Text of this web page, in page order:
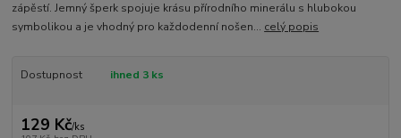
zápěstí. Jemný šperk spojuje krásu přírodního minerálu s hlubokou
symbolikou a je vhodný pro každodenní nošen... celý popis
Dostupnost ihned 3 ks
129 Kč/ks